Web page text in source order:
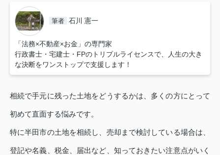
筆者 石川 憲一
「法務×不動産×お金」の専門家
行政書士・宅建士・FPのトリプルライセンスで、人生の大き
な決断をワンストップで支援します！
相続で手元に残った土地をどうするかは、多くの方にとって
初めて直面する悩みです。
特に半田市の土地を相続し、売却まで検討している場合は、
登記や名義、税金、届出など、知っておきたい注意点がいく